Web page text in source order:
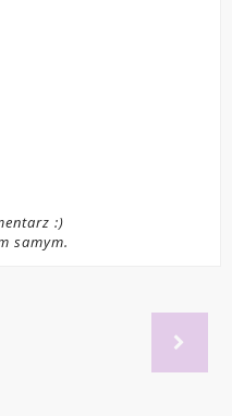
:)
samym.